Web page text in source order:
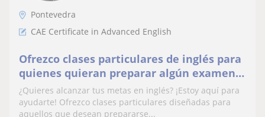
Pontevedra
CAE Certificate in Advanced English
Ofrezco clases particulares de inglés para
quienes quieran preparar algún examen
oficial o simplemente mejorar su nivel de
este idioma
¿Quieres alcanzar tus metas en inglés? ¡Estoy aquí para
ayudarte! Ofrezco clases particulares diseñadas para
aquellos que desean prepararse...